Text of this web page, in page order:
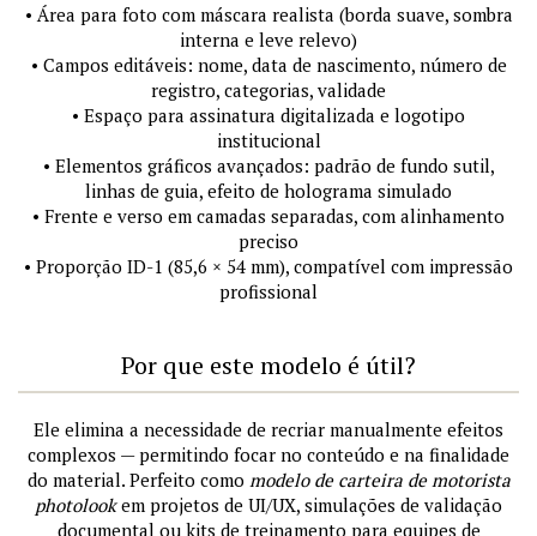
• Área para foto com máscara realista (borda suave, sombra
interna e leve relevo)
• Campos editáveis: nome, data de nascimento, número de
registro, categorias, validade
• Espaço para assinatura digitalizada e logotipo
institucional
• Elementos gráficos avançados: padrão de fundo sutil,
linhas de guia, efeito de holograma simulado
• Frente e verso em camadas separadas, com alinhamento
preciso
• Proporção ID-1 (85,6 × 54 mm), compatível com impressão
profissional
Por que este modelo é útil?
Ele elimina a necessidade de recriar manualmente efeitos
complexos — permitindo focar no conteúdo e na finalidade
do material. Perfeito como modelo de carteira de motorista
photolookem projetos de UI/UX, simulações de validação
documental ou kits de treinamento para equipes de